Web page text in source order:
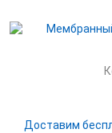
Доставим